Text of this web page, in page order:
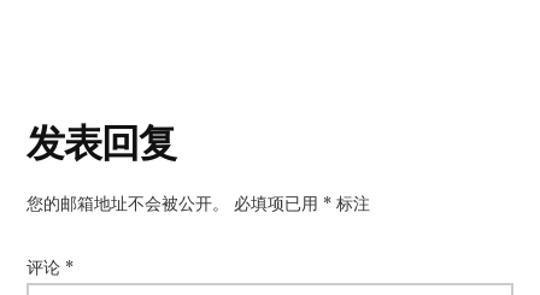
读
者
互
动
发表回复
您的邮箱地址不会被公开。 必填项已用 * 标注
评论 *